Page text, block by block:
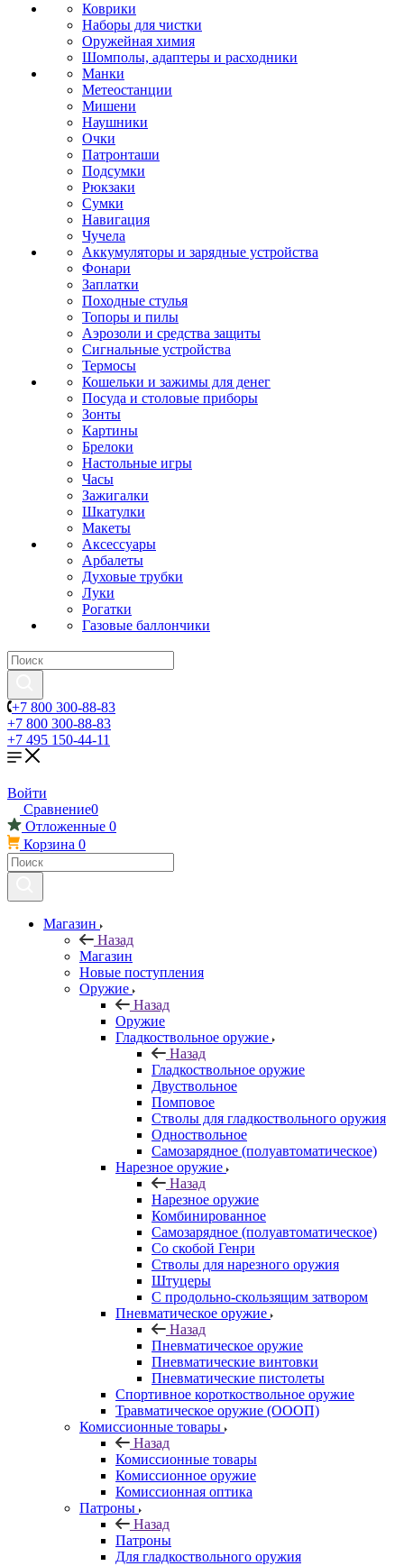
Коврики
Наборы для чистки
Оружейная химия
Шомполы, адаптеры и расходники
Манки
Метеостанции
Мишени
Наушники
Очки
Патронташи
Подсумки
Рюкзаки
Сумки
Навигация
Чучела
Аккумуляторы и зарядные устройства
Фонари
Заплатки
Походные стулья
Топоры и пилы
Аэрозоли и средства защиты
Сигнальные устройства
Термосы
Кошельки и зажимы для денег
Посуда и столовые приборы
Зонты
Картины
Брелоки
Настольные игры
Часы
Зажигалки
Шкатулки
Макеты
Аксессуары
Арбалеты
Духовые трубки
Луки
Рогатки
Газовые баллончики
+7 800 300-88-83
+7 800 300-88-83
+7 495 150-44-11
Войти
Сравнение0
Отложенные 0
Корзина 0
Магазин
Назад
Магазин
Новые поступления
Оружие
Назад
Оружие
Гладкоствольное оружие
Назад
Гладкоствольное оружие
Двуствольное
Помповое
Стволы для гладкоствольного оружия
Одноствольное
Самозарядное (полуавтоматическое)
Нарезное оружие
Назад
Нарезное оружие
Комбинированное
Самозарядное (полуавтоматическое)
Со скобой Генри
Стволы для нарезного оружия
Штуцеры
С продольно-скользящим затвором
Пневматическое оружие
Назад
Пневматическое оружие
Пневматические винтовки
Пневматические пистолеты
Спортивное короткоствольное оружие
Травматическое оружие (ОООП)
Комиссионные товары
Назад
Комиссионные товары
Комиссионное оружие
Комиссионная оптика
Патроны
Назад
Патроны
Для гладкоствольного оружия